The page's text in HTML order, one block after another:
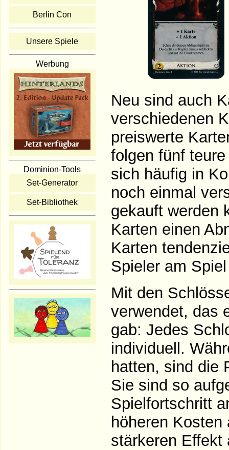
Berlin Con
Unsere Spiele
Werbung
Dominion-Tools
Set-Generator
Set-Bibliothek
Neu sind auch
verschiedenen
preiswerte
folgen fünf
sich häufig in
noch einmal
gekauft werden
Karten einen
Karten
Spieler am
Mit den
verwendet, das
gab: Jedes
individuell.
hatten, sind die
Sie sind so
Spielfortschritt
höheren
stärkeren Effekt